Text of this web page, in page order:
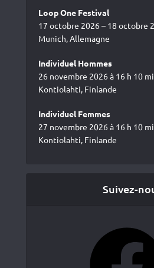
Loop One Festival
17 octobre 2026 – 18 octobre
Munich, Allemagne
Individuel Hommes
26 novembre 2026 à 16 h 10
Kontiolahti, Finlande
Individuel Femmes
27 novembre 2026 à 16 h 10
Kontiolahti, Finlande
Suivez-